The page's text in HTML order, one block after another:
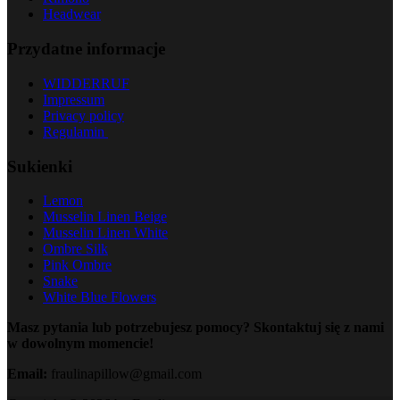
Headwear
Przydatne informacje
WIDDERRUF
Impressum
Privacy policy
Regulamin
Sukienki
Lemon
Musselin Linen Beige
Musselin Linen White
Ombre Silk
Pink Ombre
Snake
White Blue Flowers
Masz pytania lub potrzebujesz pomocy? Skontaktuj się z nami
w dowolnym momencie!
Email: fraulinapillow@gmail.com